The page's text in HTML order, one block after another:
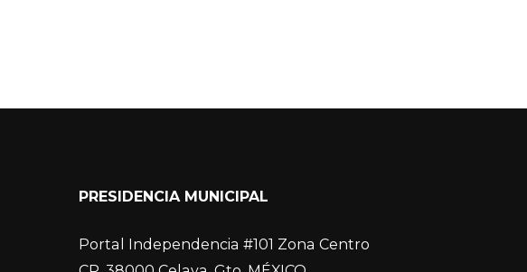
PRESIDENCIA MUNICIPAL
Portal Independencia #101 Zona Centro